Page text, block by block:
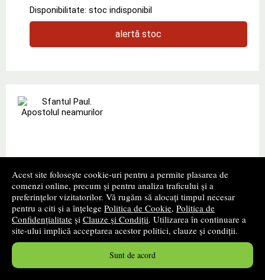
Acest site folosește cookie-uri pentru a permite plasarea de
comenzi online, precum și pentru analiza traficului și a
preferințelor vizitatorilor. Vă rugăm să alocați timpul necesar
pentru a citi și a înțelege Politica de Cookie, Politica de
Confidențialitate și Clauze și Condiții. Utilizarea în continuare a
site-ului implică acceptarea acestor politici, clauze și condiții.
Sunt de acord
Disponibilitate: stoc indisponibil
alertă stoc
Sfantul Paul. Apostolul neamurilor
Autor(i): Rinaldo Fabris
Editura:PAULINE- 2018
Cartea autorului Rinaldo Fabris „Sfantul Paul. Apostolul